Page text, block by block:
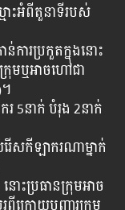
មោះអំពីតួនាទីរបស់
ការប្រកួតក្នុងនោះ
រុមឬអាចហៅជា
5នាក់ បំរុង 2នាក់
សកីឡាករណាម្នាក់
ោះប្រធានក្រុមអាច